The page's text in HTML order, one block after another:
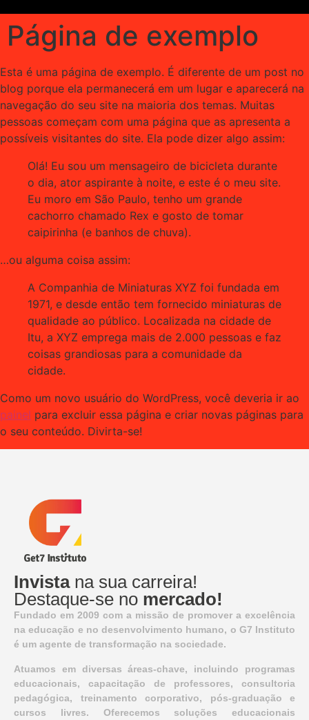
Página de exemplo
Esta é uma página de exemplo. É diferente de um post no
blog porque ela permanecerá em um lugar e aparecerá na
navegação do seu site na maioria dos temas. Muitas
pessoas começam com uma página que as apresenta a
possíveis visitantes do site. Ela pode dizer algo assim:
Olá! Eu sou um mensageiro de bicicleta durante
o dia, ator aspirante à noite, e este é o meu site.
Eu moro em São Paulo, tenho um grande
cachorro chamado Rex e gosto de tomar
caipirinha (e banhos de chuva).
…ou alguma coisa assim:
A Companhia de Miniaturas XYZ foi fundada em
1971, e desde então tem fornecido miniaturas de
qualidade ao público. Localizada na cidade de
Itu, a XYZ emprega mais de 2.000 pessoas e faz
coisas grandiosas para a comunidade da
cidade.
Como um novo usuário do WordPress, você deveria ir ao
painel para excluir essa página e criar novas páginas para
o seu conteúdo. Divirta-se!
Invistana sua carreira!
Destaque-se no mercado!
Fundado em 2009 com a missão de promover a excelência
na educação e no desenvolvimento humano, o G7 Instituto
é um agente de transformação na sociedade.
Atuamos em diversas áreas-chave, incluindo programas
educacionais, capacitação de professores, consultoria
pedagógica, treinamento corporativo, pós-graduação e
cursos livres. Oferecemos soluções educacionais